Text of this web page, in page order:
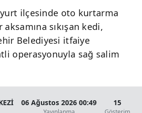
ilçesinde oto kurtarma
sıkışan kedi,
Belediyesi itfaiye
operasyonuyla sağ salim
06 Ağustos 2026 00:49 15